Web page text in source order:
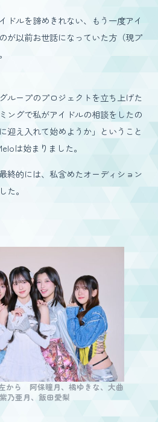
ドルを諦めきれない、もう一度アイ
が以前お世話になっていた方（現プ
ループのプロジェクトを立ち上げた
ングで私がアイドルの相談をしたの
迎え入れて始めようか」ということ
は始まりました。
終的には、私含めたオーディション
た。
から 阿保瞳月、橘ゆきな、大曲
乃亜月、飯田愛梨